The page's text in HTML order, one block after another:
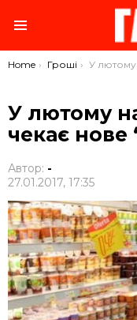
You are here:
Home Гроші У лютому на тернополян чекає
У лютому
чекає
Автор: -
27.01.2017, 17:35